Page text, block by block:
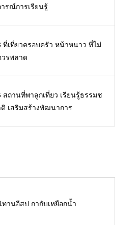
ารณ์การเรียนรู้
ที่เที่ยวครอบครัว หน้าหนาว ที่ไม่
วรพลาด
สถานที่พาลูกเที่ยว เรียนรู้ธรรมช
ติ เสริมสร้างพัฒนาการ
านอีสป กากับเหยือกน้ำ